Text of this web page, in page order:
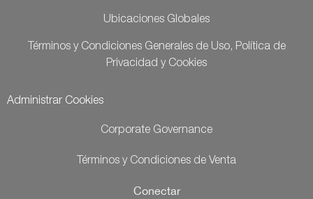
Ubicaciones Globales
Términos y Condiciones Generales de Uso, Política de
Privacidad y Cookies
Administrar Cookies
Corporate Governance
Términos y Condiciones de Venta
Conectar